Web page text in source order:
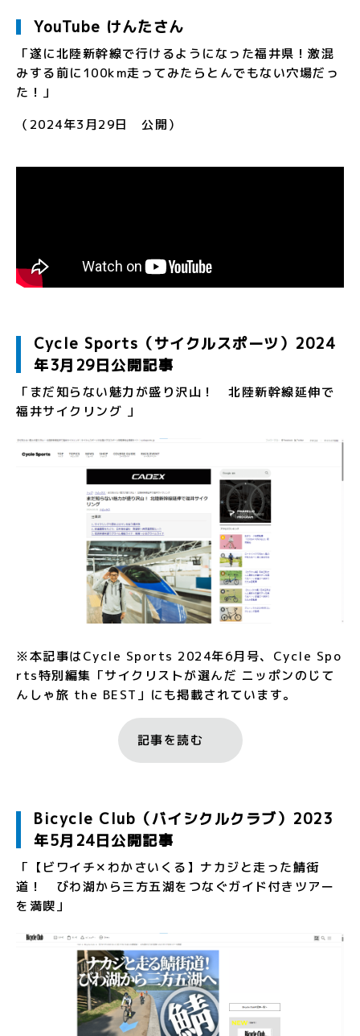
YouTube けんたさん
「遂に北陸新幹線で行けるようになった福井県！激混
みする前に100km走ってみたらとんでもない穴場だっ
た！」
（2024年3月29日 公開）
Cycle Sports（サイクルスポーツ）2024
年3月29日公開記事
「まだ知らない魅力が盛り沢山！ 北陸新幹線延伸で
福井サイクリング 」
※本記事はCycle Sports 2024年6月号、Cycle Spo
rts特別編集「サイクリストが選んだ ニッポンのじて
んしゃ旅 the BEST」にも掲載されています。
記事を読む
Bicycle Club（バイシクルクラブ）2023
年5月24日公開記事
「【ビワイチ✕わかさいくる】ナカジと走った鯖街
道！ びわ湖から三方五湖をつなぐガイド付きツアー
を満喫」